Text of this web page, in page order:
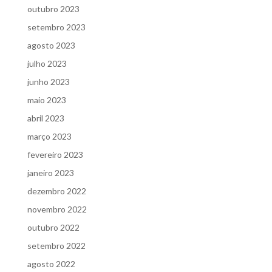
outubro 2023
setembro 2023
agosto 2023
julho 2023
junho 2023
maio 2023
abril 2023
março 2023
fevereiro 2023
janeiro 2023
dezembro 2022
novembro 2022
outubro 2022
setembro 2022
agosto 2022